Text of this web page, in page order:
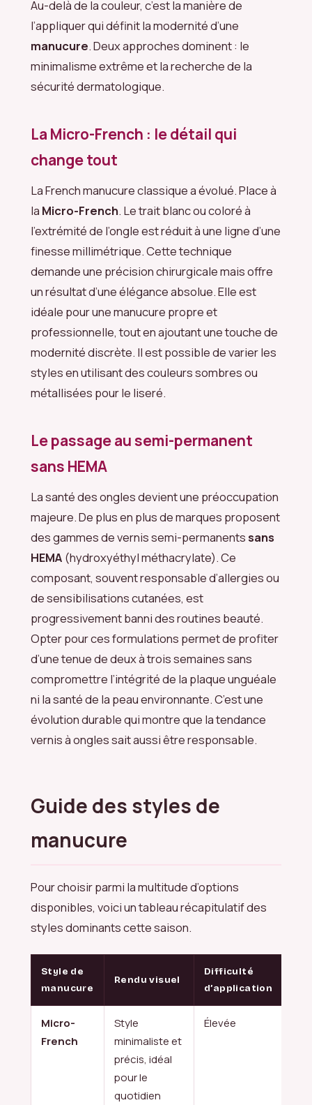
Au-delà de la couleur, c’est la manière de
l’appliquer qui définit la modernité d’une
manucure. Deux approches dominent : le
minimalisme extrême et la recherche de la
sécurité dermatologique.
La Micro-French : le détail qui
change tout
La French manucure classique a évolué. Place à
la Micro-French. Le trait blanc ou coloré à
l’extrémité de l’ongle est réduit à une ligne d’une
finesse millimétrique. Cette technique
demande une précision chirurgicale mais offre
un résultat d’une élégance absolue. Elle est
idéale pour une manucure propre et
professionnelle, tout en ajoutant une touche de
modernité discrète. Il est possible de varier les
styles en utilisant des couleurs sombres ou
métallisées pour le liseré.
Le passage au semi-permanent
sans HEMA
La santé des ongles devient une préoccupation
majeure. De plus en plus de marques proposent
des gammes de vernis semi-permanentssans
HEMA (hydroxyéthyl méthacrylate). Ce
composant, souvent responsable d’allergies ou
de sensibilisations cutanées, est
progressivement banni des routines beauté.
Opter pour ces formulations permet de profiter
d’une tenue de deux à trois semaines sans
compromettre l’intégrité de la plaque unguéale
ni la santé de la peau environnante. C’est une
évolution durable qui montre que la tendance
vernis à ongles sait aussi être responsable.
Guide des styles de
manucure
Pour choisir parmi la multitude d’options
disponibles, voici un tableau récapitulatif des
styles dominants cette saison.
Style de
manucure
Rendu visuel
Difficulté
d’application
Micro-
French
Style
minimaliste et
précis, idéal
pour le
quotidien
Élevée